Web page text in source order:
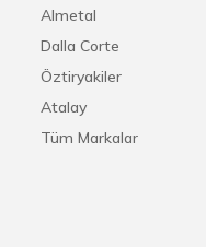
Almetal
Dalla Corte
Öztiryakiler
Atalay
Tüm Markalar